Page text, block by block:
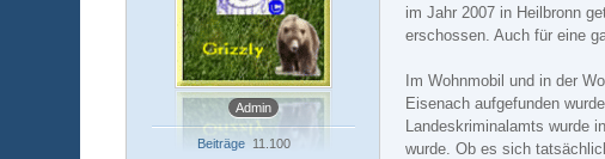
Admin
Beiträge 11.100
im Jahr 2007 in Heilbronn
erschossen. Auch für eine
Im Wohnmobil und in der
Eisenach aufgefunden
Landeskriminalamts wurde
wurde. Ob es sich